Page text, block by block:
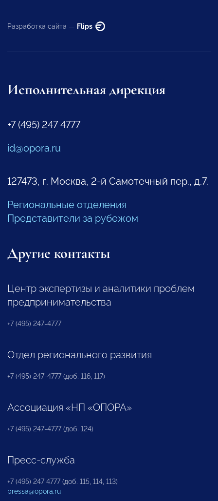
Разработка сайта — Flips
Исполнительная дирекция
+7 (495) 247 4777
id@opora.ru
127473, г. Москва, 2-й Самотечный пер., д.7.
Региональные отделения
Представители за рубежом
Другие контакты
Центр экспертизы и аналитики проблем
предпринимательства
+7 (495) 247-4777
Отдел регионального развития
+7 (495) 247-4777 (доб. 116, 117)
Ассоциация «НП «ОПОРА»
+7 (495) 247-4777 (доб. 124)
Пресс-служба
+7 (495) 247 4777 (доб. 115, 114, 113)
pressa@opora.ru